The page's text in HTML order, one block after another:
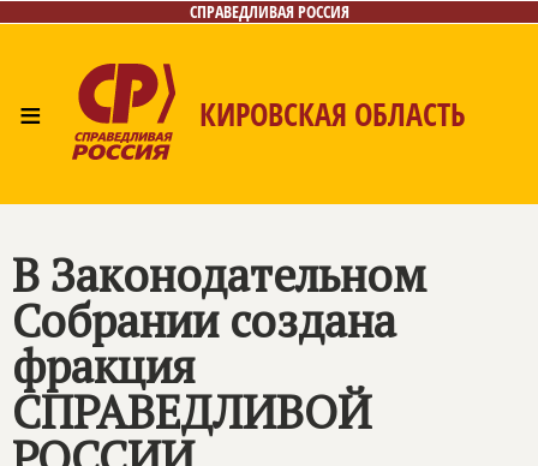
СПРАВЕДЛИВАЯ РОССИЯ
≡ КИРОВСКАЯ ОБЛАСТЬ
В Законодательном
Собрании создана
фракция
СПРАВЕДЛИВОЙ